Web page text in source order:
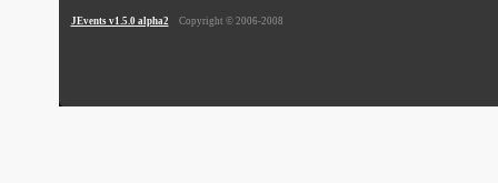
JEvents v1.5.0 alpha2 Copyright © 2006-2008